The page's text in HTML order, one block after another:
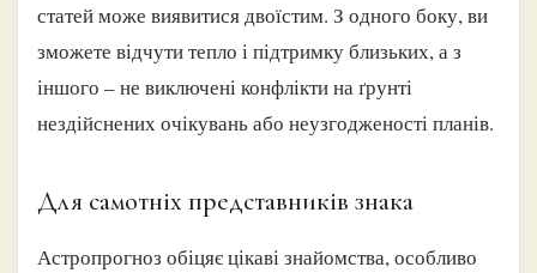
статей може виявитися двоїстим. З одного боку, ви
зможете відчути тепло і підтримку близьких, а з
іншого – не виключені конфлікти на ґрунті
нездійснених очікувань або неузгодженості планів.
Для самотніх представників знака
Астропрогноз обіцяє цікаві знайомства, особливо